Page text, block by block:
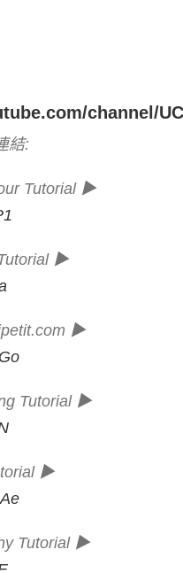
channel/
結:
Tutorial ▶
▶
▶
Tutorial ▶
▶
Tutorial ▶